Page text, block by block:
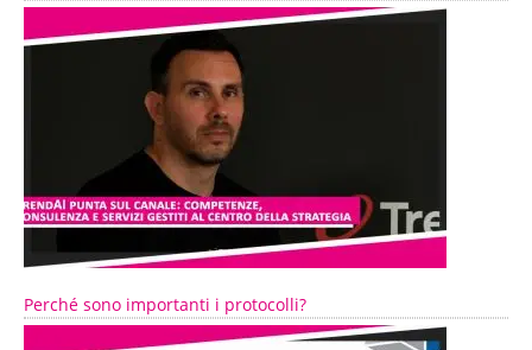
Perché sono importanti i protocolli?